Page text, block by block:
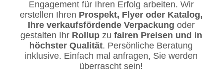
Engagement für Ihren Erfolg arbeiten. Wir
erstellen Ihren Prospekt, Flyer oder Katalog,
Ihre verkaufsfördende Verpackung oder
gestalten Ihr Rollup zu fairen Preisen und in
höchster Qualität. Persönliche Beratung
inklusive. Einfach mal anfragen, Sie werden
überrascht sein!